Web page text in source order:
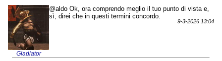
Gladiator
@aldo Ok, ora comprendo meglio il tuo punto di vista e,
sì, direi che in questi termini concordo.
9-3-2026 13:04